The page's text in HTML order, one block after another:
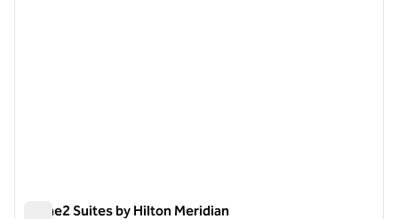
Home2 Suites by Hilton Meridian